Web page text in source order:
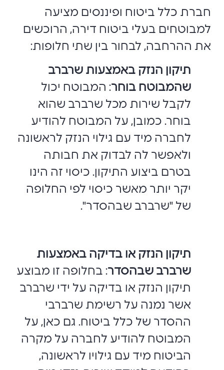
חברת כלל ביטוח ופיננסים מציעה
למבוטחים בעלי ביטוח דירה, הרוכשים
את ההרחבה, לבחור בין שתי חלופות:
תיקון הנזק באמצעות שרברב
שהמבוטח בוחר: המבוטח יכול
לקבל שירות מכל שרברב שהוא
בוחר. כמובן, על המבוטח להודיע
לחברה מיד עם גילוי הנזק לראשונה
ולאפשר לה לבדוק את חבותה
בטרם ביצוע התיקון. כיסוי זה הינו
יקר יותר מאשר כיסוי לפי החלופה
של "שרברב שבהסדר".
תיקון הנזק או בדיקה באמצעות
שרברב שבהסדר: בחלופה זו מבוצע
תיקון הנזק או בדיקה על ידי שרברב
אשר נמנה על רשימת שרברבי
ההסדר של כלל ביטוח. גם כאן, על
המבוטח להודיע לחברה על מקרה
הביטוח מיד עם גילויו לראשונה,